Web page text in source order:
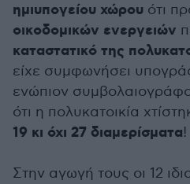
ημιυπογείου χώρου ότι
οικοδομικών ενεργειών
καταστατικό της
είχε συμφωνήσει
ενώπιον
ότι η πολυκατοικία
19 κι όχι 27 διαμερίσματα!
Στην αγωγή τους οι 12